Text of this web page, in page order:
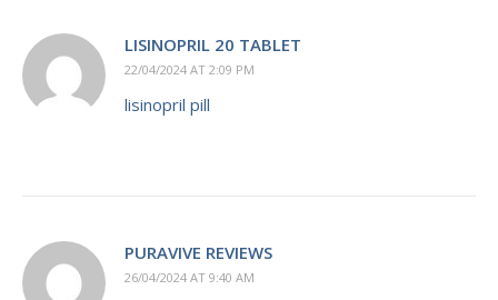
LISINOPRIL 20 TABLET
22/04/2024 AT 2:09 PM
lisinopril pill
PURAVIVE REVIEWS
26/04/2024 AT 9:40 AM